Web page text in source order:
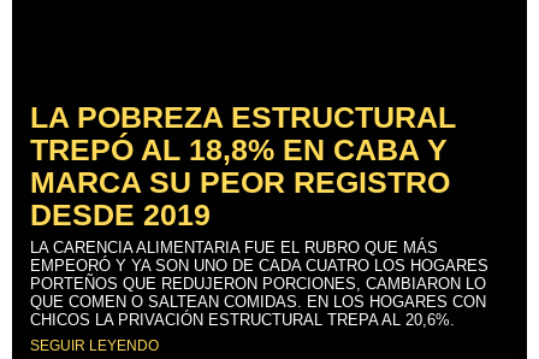
LA POBREZA ESTRUCTURAL
TREPÓ AL 18,8% EN CABA Y
MARCA SU PEOR REGISTRO
DESDE 2019
LA CARENCIA ALIMENTARIA FUE EL RUBRO QUE MÁS
EMPEORÓ Y YA SON UNO DE CADA CUATRO LOS HOGARES
PORTEÑOS QUE REDUJERON PORCIONES, CAMBIARON LO
QUE COMEN O SALTEAN COMIDAS. EN LOS HOGARES CON
CHICOS LA PRIVACIÓN ESTRUCTURAL TREPA AL 20,6%.
SEGUIR LEYENDO